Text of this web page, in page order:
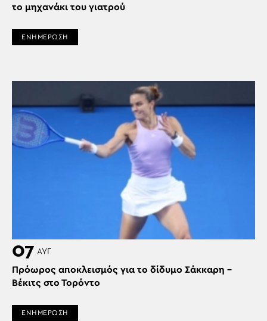
το μηχανάκι του γιατρού
ΕΝΗΜΕΡΩΣΗ
07 ΑΥΓ
Πρόωρος αποκλεισμός για το δίδυμο Σάκκαρη –
Βέκιτς στο Τορόντο
ΕΝΗΜΕΡΩΣΗ